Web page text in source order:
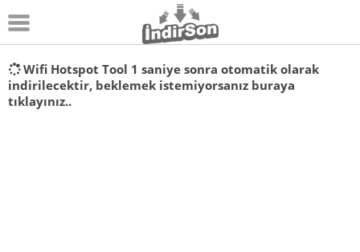
Android
Pc Oyunları
Wifi Hotspot Tool 1 saniye sonra otomatik olarak
indirilecektir, beklemek istemiyorsanız buraya
tıklayınız..